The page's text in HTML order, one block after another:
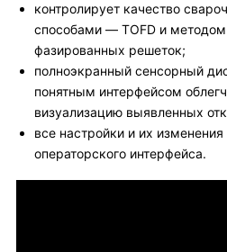
контролирует качество
способами — TOFD и методом
фазированных решеток;
полноэкранный сенсорный
понятным интерфейсом
визуализацию выявленных
все настройки и их
операторского интерфейса.